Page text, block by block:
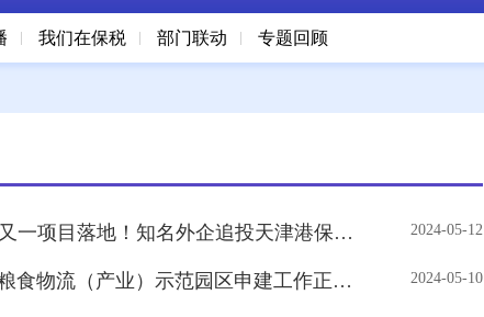
我们在保税 部门联动 专题回顾
• 牢记嘱托 善作善成 | 又一项目落地！知名外企追投天津港保税区 2024-05-12
• 全市唯一！国家现代粮食物流（产业）示范园区申建工作正式启动 2024-05-10